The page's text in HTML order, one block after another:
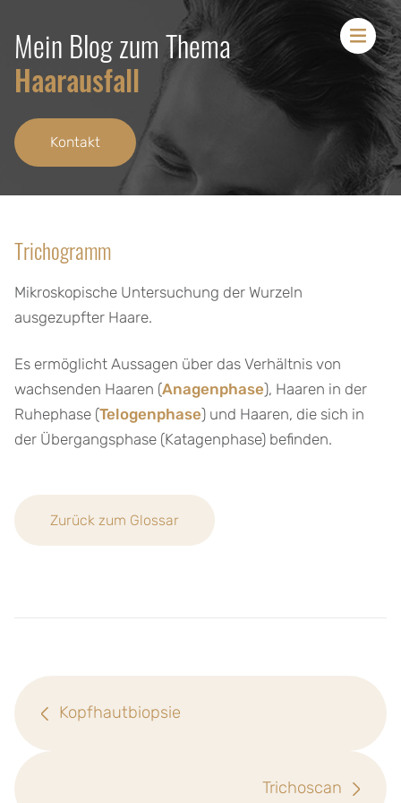
Mein Blog zum Thema
Haarausfall
Kontakt
Trichogramm
Mikroskopische Untersuchung der Wurzeln
ausgezupfter Haare.
Es ermöglicht Aussagen über das Verhältnis von
wachsenden Haaren (Anagenphase), Haaren in der
Ruhephase (Telogenphase) und Haaren, die sich in
der Übergangsphase (Katagenphase) befinden.
Zurück zum Glossar
Kopfhautbiopsie
Trichoscan